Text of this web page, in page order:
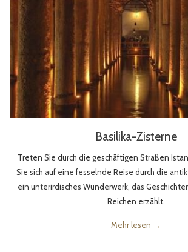
Basilika-Zisterne
Treten Sie durch die geschäftigen Straßen
Sie sich auf eine fesselnde Reise durch die
ein unterirdisches Wunderwerk, das
Reichen erzählt.
Mehr lesen